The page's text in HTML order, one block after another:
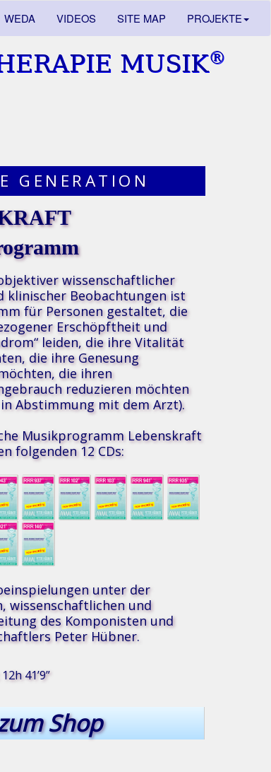
WEDA VIDEOS SITE MAP PROJEKTE
MUSIK®
GENERATION
wissenschaftlicher
klinischer Beobachtungenist
für Personen gestaltet, die
Erschöpftheit und
leiden, die ihre Vitalität
die ihre Genesung
die ihren
reduzieren möchten
Abstimmung mit dem Arzt).
Musikprogramm Lebenskraft
folgenden 12 CDs:
unter der
wissenschaftlichen und
des Komponisten und
Peter Hübner.
41’9”
Shop